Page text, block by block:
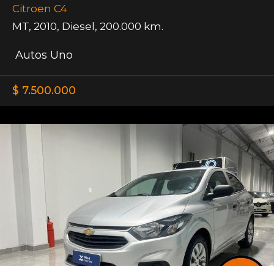
Citroen C4
MT, 2010, Diesel, 200.000 km.
Autos Uno
$ 7.500.000